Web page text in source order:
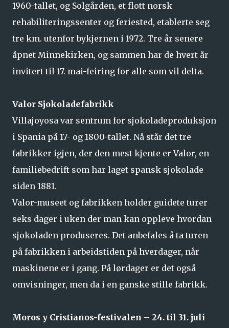
1960-tallet, og Solgården, et flott norsk
rehabiliteringssenter og feriested, etablerte seg
tre km. utenfor bykjernen i 1972. Tre år senere
åpnet Minnekirken, og sammen har de hvert år
invitert til 17. mai-feiring for alle som vil delta.
Valor Sjokoladefabrikk
Villajoyosa var sentrum for sjokoladeproduksjon
i Spania på 17- og 1800-tallet. Nå står det tre
fabrikker igjen, der den mest kjente er Valor, en
familiebedrift som har laget spansk sjokolade
siden 1881.
Valor-museet og fabrikken holder guidete turer
seks dager i uken der man kan oppleve hvordan
sjokoladen produseres. Det anbefales å ta turen
på fabrikken i arbeidstiden på hverdager, når
maskinene er i gang. På lørdager er det også
omvisninger, men da i en ganske stille fabrikk.
Moros y Cristianos-festivalen – 24. til 31. juli